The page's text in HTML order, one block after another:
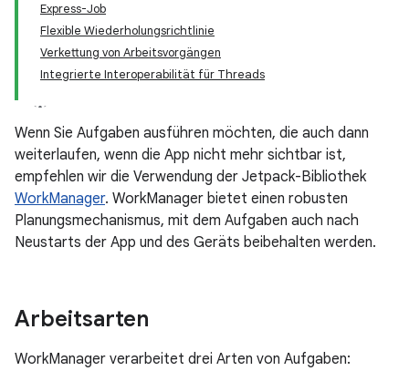
Express-Job
Flexible Wiederholungsrichtlinie
Verkettung von Arbeitsvorgängen
Integrierte Interoperabilität für Threads
Wenn Sie Aufgaben ausführen möchten, die auch dann
weiterlaufen, wenn die App nicht mehr sichtbar ist,
empfehlen wir die Verwendung der Jetpack-Bibliothek
WorkManager. WorkManager bietet einen robusten
Planungsmechanismus, mit dem Aufgaben auch nach
Neustarts der App und des Geräts beibehalten werden.
Arbeitsarten
WorkManager verarbeitet drei Arten von Aufgaben: